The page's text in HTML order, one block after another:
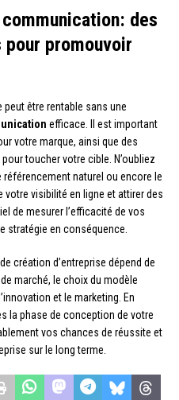
des
promouvoir
peut être rentable sans une
efficace. Il est important
votre marque, ainsi que des
toucher votre cible. N’oubliez
référencement naturel ou encore le
visibilité en ligne et attirer des
de mesurer l’efficacité de vos
stratégie en conséquence.
création d’entreprise dépend de
marché, le choix du modèle
et le marketing. En
la phase de conception de votre
vos chances de réussite et
sur le long terme.